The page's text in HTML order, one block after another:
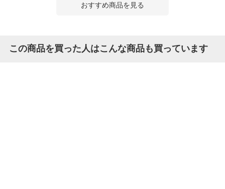
おすすめ商品を見る
この商品を買った人はこんな商品も買っています